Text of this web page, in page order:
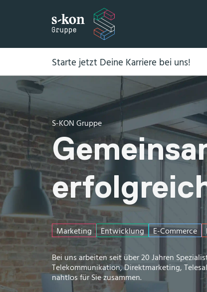
Starte jetzt Deine Karriere bei uns!
S-KON Gruppe
Marketing Entwicklung E-Commerce
Bei uns arbeiten seit über 20 Jahren
Telekommunikation, Direktmarketing,
nahtlos für Sie zusammen.